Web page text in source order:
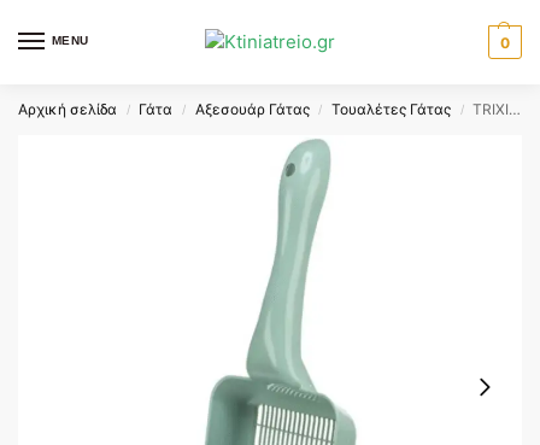
MENU 0
Αρχική σελίδα / Γάτα / Αξεσουάρ Γάτας / Τουαλέτες Γάτας / TRIXIE ΦΤΥΑΡΑΚΙ ΑΜΜΟΥ ΠΡΑΣΙΝΟ